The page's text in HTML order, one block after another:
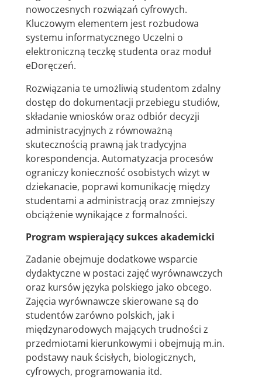
nowoczesnych rozwiązań cyfrowych.
Kluczowym elementem jest rozbudowa
systemu informatycznego Uczelni o
elektroniczną teczkę studenta oraz moduł
eDoręczeń.
Rozwiązania te umożliwią studentom zdalny
dostęp do dokumentacji przebiegu studiów,
składanie wniosków oraz odbiór decyzji
administracyjnych z równoważną
skutecznością prawną jak tradycyjna
korespondencja. Automatyzacja procesów
ograniczy konieczność osobistych wizyt w
dziekanacie, poprawi komunikację między
studentami a administracją oraz zmniejszy
obciążenie wynikające z formalności.
Program wspierający sukces akademicki
Zadanie obejmuje dodatkowe wsparcie
dydaktyczne w postaci zajęć wyrównawczych
oraz kursów języka polskiego jako obcego.
Zajęcia wyrównawcze skierowane są do
studentów zarówno polskich, jak i
międzynarodowych mających trudności z
przedmiotami kierunkowymi i obejmują m.in.
podstawy nauk ścisłych, biologicznych,
cyfrowych, programowania itd.